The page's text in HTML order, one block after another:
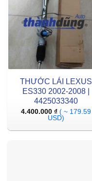
THƯỚC LÁI LEXUS
ES330 2002-2008 |
4425033340
4.400.000 ₫ ( ~ 179.59
USD)